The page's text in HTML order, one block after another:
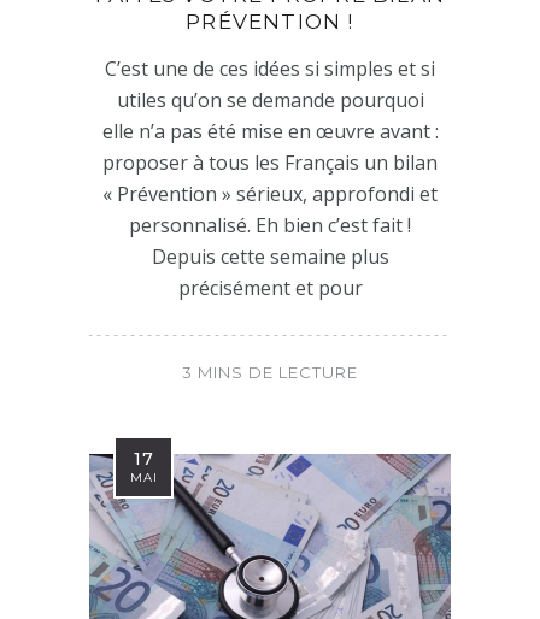
PRÉVENTION !
C’est une de ces idées si simples et si
utiles qu’on se demande pourquoi
elle n’a pas été mise en œuvre avant :
proposer à tous les Français un bilan
« Prévention » sérieux, approfondi et
personnalisé. Eh bien c’est fait !
Depuis cette semaine plus
précisément et pour
3 MINS DE LECTURE
17
MAI